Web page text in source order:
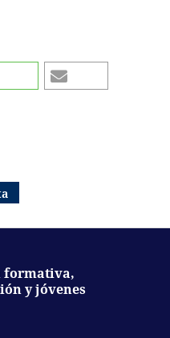
formativa,
y jóvenes